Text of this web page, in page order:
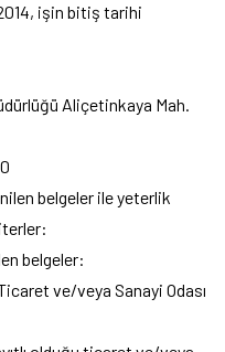
işin bitiş tarihi
Aliçetinkaya Mah.
belgeler ile yeterlik
belgeler:
ve/veya Sanayi Odası